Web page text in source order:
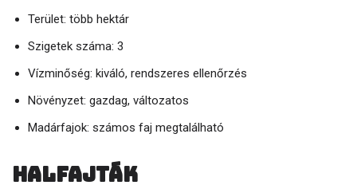
Terület: több hektár
Szigetek száma: 3
Vízminőség: kiváló, rendszeres ellenőrzés
Növényzet: gazdag, változatos
Madárfajok: számos faj megtalálható
Halfajták